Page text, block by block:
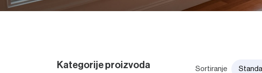
Kategorije proizvoda Sortiranje